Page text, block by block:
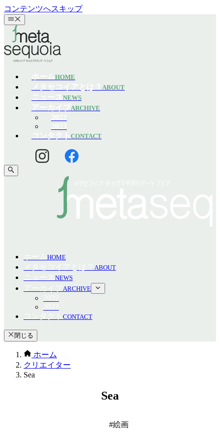
コンテンツへスキップ
HOME
ABOUT
NEWS
ARCHIVE
CONTACT
HOME
ABOUT
NEWS
ARCHIVE
CONTACT
閉じる
ホーム
クリエイター
Sea
Sea
絵画